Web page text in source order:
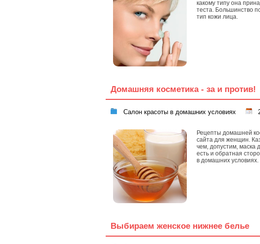
какому типу она
теста. Большинство
тип кожи лица.
Домашняя косметика - за и против!
Салон красоты в домашних условиях
Рецепты домашней
сайта для женщин.
чем, допустим, маска
есть и обратная
в домашних условиях.
Выбираем женское нижнее белье